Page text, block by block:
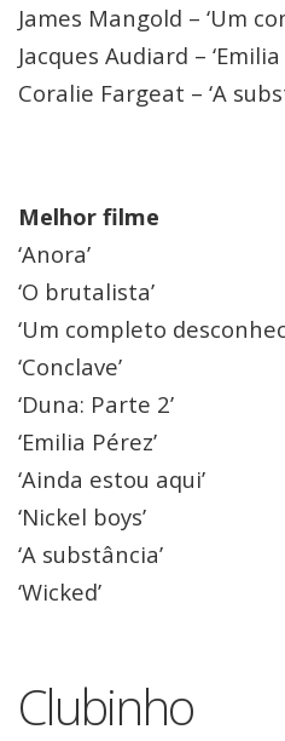
James Mangold – ‘Um
Jacques Audiard – ‘Emilia
Coralie Fargeat – ‘A
Melhor filme
‘Anora’
‘O brutalista’
‘Um completo
‘Conclave’
‘Duna: Parte 2’
‘Emilia Pérez’
‘Ainda estou aqui’
‘Nickel boys’
‘A substância’
‘Wicked’
Clubinho